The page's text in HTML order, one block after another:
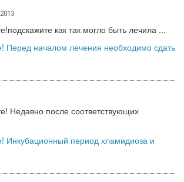
как так могло быть лечила ...
Перед началом лечения необходимо сдать
Недавно после соответствующих
Инкубационный период хламидиоза и